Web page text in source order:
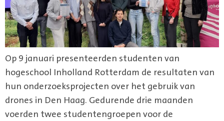
Op 9 januari presenteerden studenten van
hogeschool Inholland Rotterdam de resultaten van
hun onderzoeksprojecten over het gebruik van
drones in Den Haag. Gedurende drie maanden
voerden twee studentengroepen voor de